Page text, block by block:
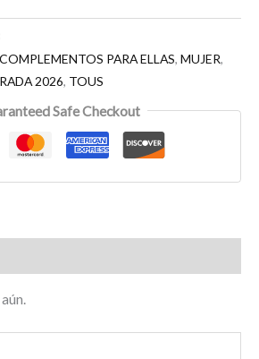
COMPLEMENTOS PARA ELLAS, MUJER,
2026, TOUS
Safe Checkout